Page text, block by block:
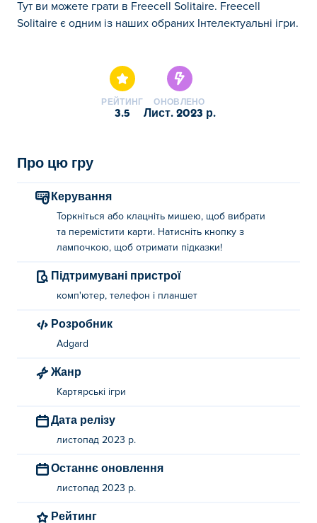
Тут ви можете грати в Freecell Solitaire. Freecell
Solitaire є одним із наших обраних Інтелектуальні ігри.
РЕЙТИНГ
3.5
ОНОВЛЕНО
лист. 2023 р.
Про цю гру
Керування
Торкніться або клацніть мишею, щоб вибрати
та перемістити карти. Натисніть кнопку з
лампочкою, щоб отримати підказки!
Підтримувані пристрої
комп'ютер, телефон і планшет
Розробник
Adgard
Жанр
Картярські ігри
Дата релізу
листопад 2023 р.
Останнє оновлення
листопад 2023 р.
Рейтинг